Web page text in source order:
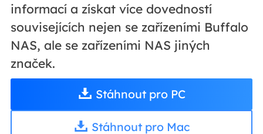
informací a získat více dovedností
souvisejících nejen se zařízeními Buffalo
NAS, ale se zařízeními NAS jiných
značek.
Stáhnout pro PC
Stáhnout pro Mac